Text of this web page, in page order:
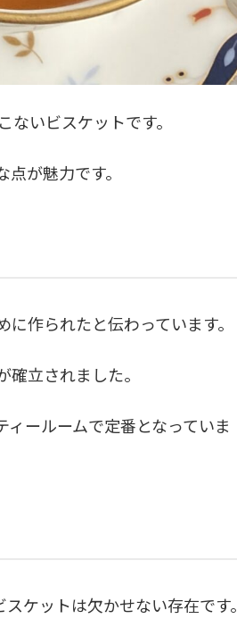
いビスケットです。
が魅力です。
作られたと伝わっています。
立されました。
ールームで定番となっていま
ケットは欠かせない存在です。